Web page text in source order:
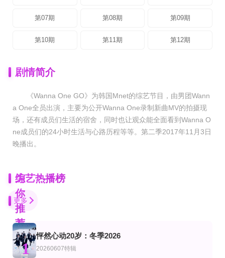
第07期 第08期 第09期
第10期 第11期 第12期
剧情简介
《Wanna One GO》为韩国Mnet的综艺节目，由男团Wann
a One全员出演，主要为公开Wanna One录制新曲MV的拍摄现
场，还有成员们生活的宿舍，同时也让观众能全面看到Wanna O
ne成员们的24小时生活与心路历程等等。 第二季2017年11月3日
晚播出。
为
你
推
荐
更新至20260806期
喜剧之王单口季第三季
更新至第02期
要不要去吃碗泡面？
更新20260806母带2第4期下
姐姐当家2
综艺热播榜
更多
1
怦然心动20岁：冬季2026
20260607特辑